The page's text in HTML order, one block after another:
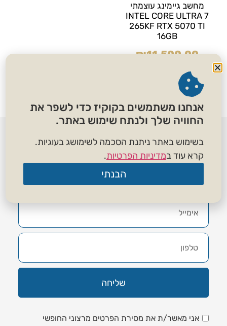
מחשב גיימינג עוצמתי
INTEL CORE ULTRA 7
265KF RTX 5070 TI
16GB
₪11,500.00
הוספה לסל
לשיחת ייעוץ השאירו פרטים
ונחזור אליכם בהקדם
אני מאשר/ת את מסירת הפרטים מרצוני החופשי
שליחה
אנחנו משתמשים בקוקיז כדי לשפר את
החוויה שלך ולנתח שימוש באתר.
בשימוש באתר ניתנת הסכמה לשימושג בעוגיות.
קרא עוד במדיניות הפרטיות.
הבנתי